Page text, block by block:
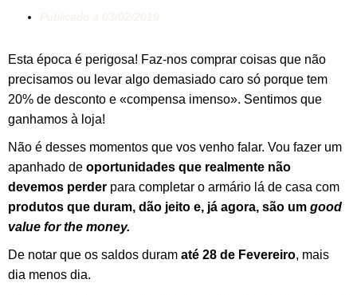
Publicado a 03/02/2019
Esta época é perigosa! Faz-nos comprar coisas que não
precisamos ou levar algo demasiado caro só porque tem
20% de desconto e «compensa imenso». Sentimos que
ganhamos à loja!
Não é desses momentos que vos venho falar. Vou fazer um
apanhado de oportunidades que realmente não
devemos perder para completar o armário lá de casa com
produtos que duram, dão jeito e, já agora, são um good
value for the money.
De notar que os saldos duram até 28 de Fevereiro, mais
dia menos dia.